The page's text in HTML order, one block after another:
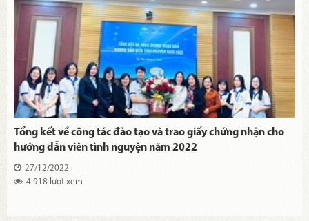
Tổng kết về công tác đào tạo và trao giấy chứng nhận cho
hướng dẫn viên tình nguyện năm 2022
27/12/2022
4.918 lượt xem